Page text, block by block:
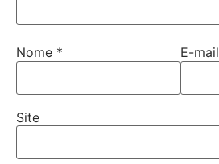
Nome * E-mail
Site